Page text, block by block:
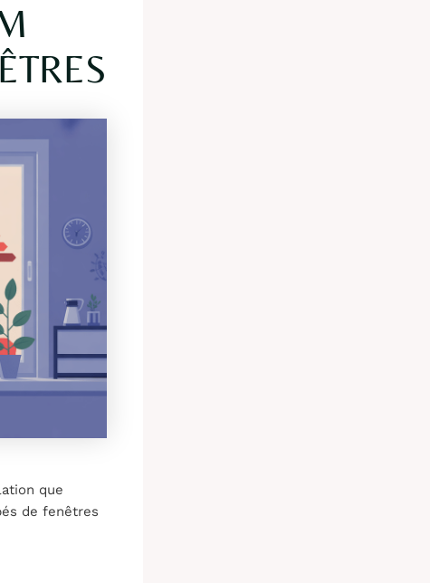
que
de fenêtres